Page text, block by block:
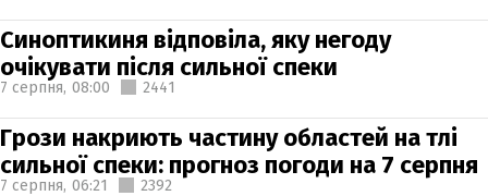
Синоптикиня відповіла, яку негоду
очікувати після сильної спеки
7 серпня, 08:00 2441
Грози накриють частину областей на тлі
сильної спеки: прогноз погоди на 7 серпня
7 серпня, 06:21 2392